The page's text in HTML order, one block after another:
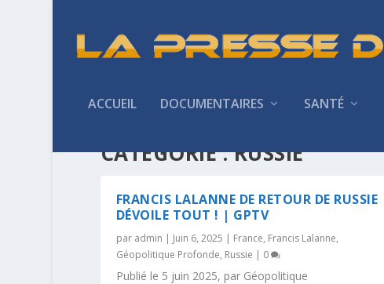
ACCUEIL DOCUMENTAIRES SANTÉ
CATÉGORIE :RUSSIE
FRANCIS LALANNE DE RETOUR DE RUSSIE
DÉVOILE TOUT ! | GPTV
par admin | Juin 6, 2025 | France, Francis Lalanne,
Géopolitique Profonde, Russie | 0
Publié le 5 juin 2025, par Géopolitique